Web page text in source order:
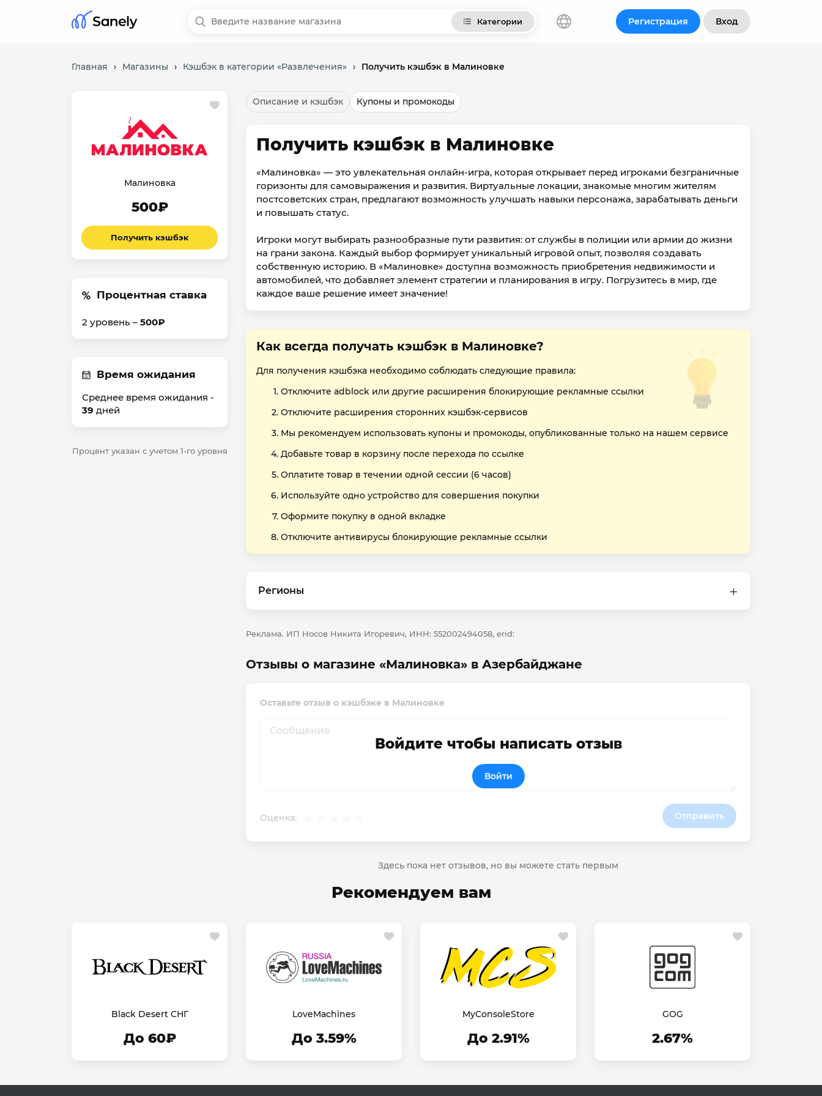
Категории Регистрация Вход
Главная › Магазины › Кэшбэк в категории «Развлечения» › Получить кэшбэк в Малиновке
Малиновка
500₽
Получить кэшбэк
Процентная ставка
2 уровень – 500₽
Время ожидания
Среднее время ожидания -
39 дней
Процент указан с учетом 1-го уровня
Описание и кэшбэк Купоны и промокоды
Получить кэшбэк в Малиновке
«Малиновка» — это увлекательная онлайн-игра, которая открывает перед игроками безграничные
горизонты для самовыражения и развития. Виртуальные локации, знакомые многим жителям
постсоветских стран, предлагают возможность улучшать навыки персонажа, зарабатывать деньги
и повышать статус.
Игроки могут выбирать разнообразные пути развития: от службы в полиции или армии до жизни
на грани закона. Каждый выбор формирует уникальный игровой опыт, позволяя создавать
собственную историю. В «Малиновке» доступна возможность приобретения недвижимости и
автомобилей, что добавляет элемент стратегии и планирования в игру. Погрузитесь в мир, где
каждое ваше решение имеет значение!
Как всегда получать кэшбэк в Малиновке?
Для получения кэшбэка необходимо соблюдать следующие правила:
Отключите adblock или другие расширения блокирующие рекламные ссылки
Отключите расширения сторонних кэшбэк-сервисов
Мы рекомендуем использовать купоны и промокоды, опубликованные только на нашем сервисе
Добавьте товар в корзину после перехода по ссылке
Оплатите товар в течении одной сессии (6 часов)
Используйте одно устройство для совершения покупки
Оформите покупку в одной вкладке
Отключите антивирусы блокирующие рекламные ссылки
Регионы
Реклама. ИП Носов Никита Игоревич, ИНН: 552002494058, erid:
Отзывы о магазине «Малиновка» в Азербайджане
Оставьте отзыв о кэшбэке в Малиновке
Оценка: Отправить
Войдите чтобы написать отзыв
Войти
Здесь пока нет отзывов, но вы можете стать первым
Рекомендуем вам
Black Desert СНГ
До 60₽
LoveMachines
До 3.59%
MyConsoleStore
До 2.91%
GOG
2.67%